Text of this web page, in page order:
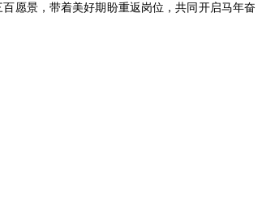
愿景，带着美好期盼重返岗位，共同开启马年奋